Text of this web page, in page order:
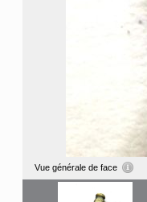
Vue générale de face